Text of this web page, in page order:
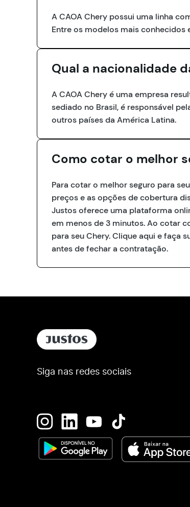
A CAOA Chery possui uma linha
Entre os modelos mais conhecidos
Qual a nacionalidade
A CAOA Chery é uma empresa
sediado no Brasil, é responsável
outros países da América Latina.
Como cotar o melhor
Para cotar o melhor seguro para
preços e as opções de cobertura
Justos oferece uma plataforma
em menos de 3 minutos. Ao cotar
para seu Chery. Clique aqui e faça
antes de fechar a contratação.
Siga nas redes sociais